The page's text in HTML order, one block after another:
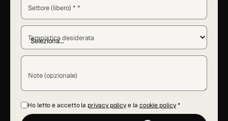
Settore (libero) * *
Tempistica desiderata
Note (opzionale)
Ho letto e accetto la privacy policye la cookie policy*